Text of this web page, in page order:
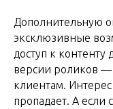
Дополнительную
эксклюзивные
доступ к
версии роликов —
клиентам.
пропадает. А если